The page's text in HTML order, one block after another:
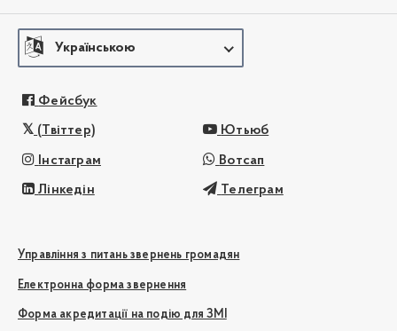
Українською
Фейсбук
(Твіттер) Ютьюб
Інстаграм Вотсап
Лінкедін Телеграм
Управління з питань звернень громадян
Електронна форма звернення
Форма акредитації на подію для ЗМІ